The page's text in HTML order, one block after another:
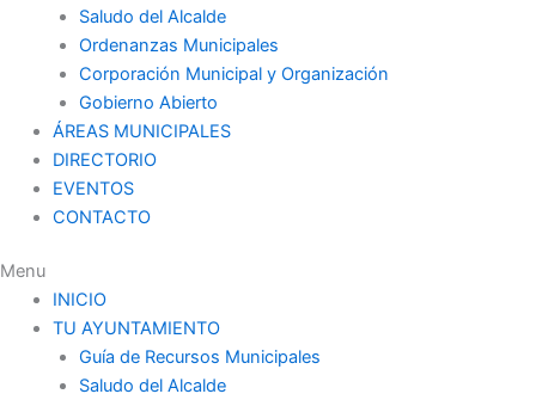
Saludo del Alcalde
Ordenanzas Municipales
Corporación Municipal y Organización
Gobierno Abierto
ÁREAS MUNICIPALES
DIRECTORIO
EVENTOS
CONTACTO
Menu
INICIO
TU AYUNTAMIENTO
Guía de Recursos Municipales
Saludo del Alcalde